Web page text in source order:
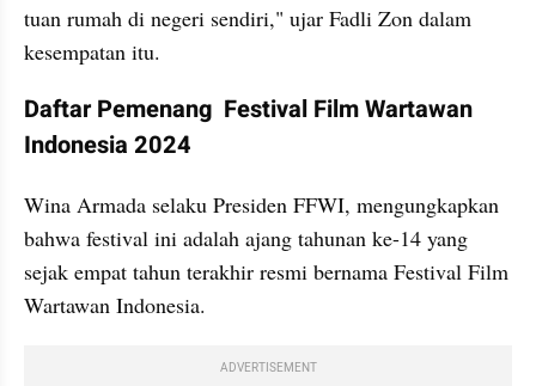
tuan rumah di negeri sendiri," ujar Fadli Zon dalam
kesempatan itu.
Daftar Pemenang  Festival Film Wartawan
Indonesia 2024
Wina Armada selaku Presiden FFWI, mengungkapkan
bahwa festival ini adalah ajang tahunan ke-14 yang
sejak empat tahun terakhir resmi bernama Festival Film
Wartawan Indonesia.
ADVERTISEMENT